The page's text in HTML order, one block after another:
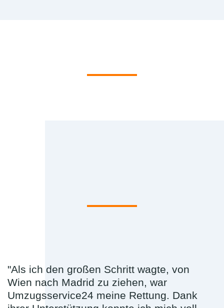
"Als ich den großen Schritt wagte, von
Wien nach Madrid zu ziehen, war
Umzugsservice24 meine Rettung. Dank